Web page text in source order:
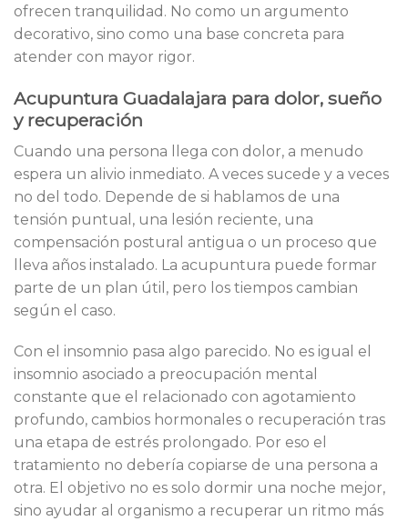
ofrecen tranquilidad. No como un argumento
decorativo, sino como una base concreta para
atender con mayor rigor.
Acupuntura Guadalajara para dolor, sueño
y recuperación
Cuando una persona llega con dolor, a menudo
espera un alivio inmediato. A veces sucede y a veces
no del todo. Depende de si hablamos de una
tensión puntual, una lesión reciente, una
compensación postural antigua o un proceso que
lleva años instalado. La acupuntura puede formar
parte de un plan útil, pero los tiempos cambian
según el caso.
Con el insomnio pasa algo parecido. No es igual el
insomnio asociado a preocupación mental
constante que el relacionado con agotamiento
profundo, cambios hormonales o recuperación tras
una etapa de estrés prolongado. Por eso el
tratamiento no debería copiarse de una persona a
otra. El objetivo no es solo dormir una noche mejor,
sino ayudar al organismo a recuperar un ritmo más